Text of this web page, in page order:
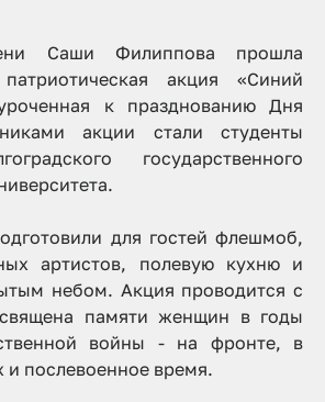
Саши Филиппова прошла
патриотическая акция «Синий
к празднованию Дня
акции стали студенты
государственного
для гостей флешмоб,
артистов, полевую кухню и
небом. Акция проводится с
памяти женщин в годы
войны - на фронте, в
и послевоенное время.